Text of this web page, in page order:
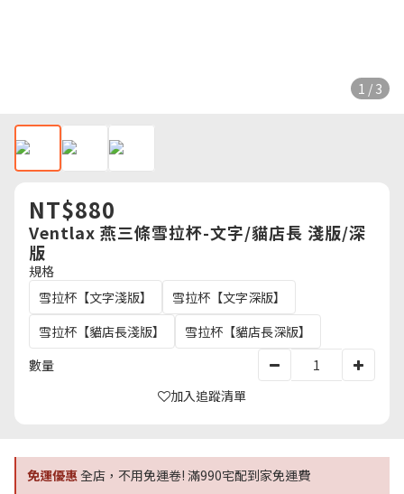
1 / 3
NT$880
Ventlax 燕三條雪拉杯-文字/貓店長 淺版/深
版
規格
雪拉杯【文字淺版】
雪拉杯【文字深版】
雪拉杯【貓店長淺版】
雪拉杯【貓店長深版】
數量
加入追蹤清單
免運優惠全店，不用免運卷! 滿990宅配到家免運費